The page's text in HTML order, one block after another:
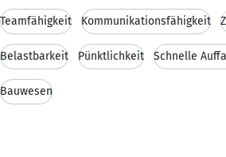
Teamfähigkeit Kommunikationsfähigkeit
Belastbarkeit Pünktlichkeit Schnelle
Bauwesen